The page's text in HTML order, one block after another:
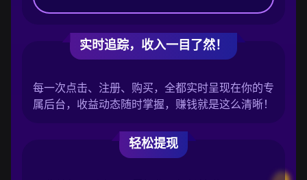
实时追踪，收入一目了然！
每一次点击、注册、购买，全都实时呈现在你的专
属后台，收益动态随时掌握，赚钱就是这么清晰！
轻松提现